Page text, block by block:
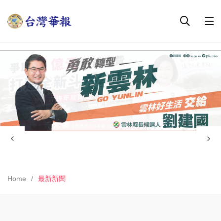
Home 最新新聞